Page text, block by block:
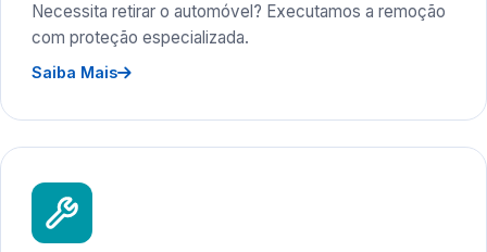
Necessita retirar o automóvel? Executamos a remoção
com proteção especializada.
Saiba Mais